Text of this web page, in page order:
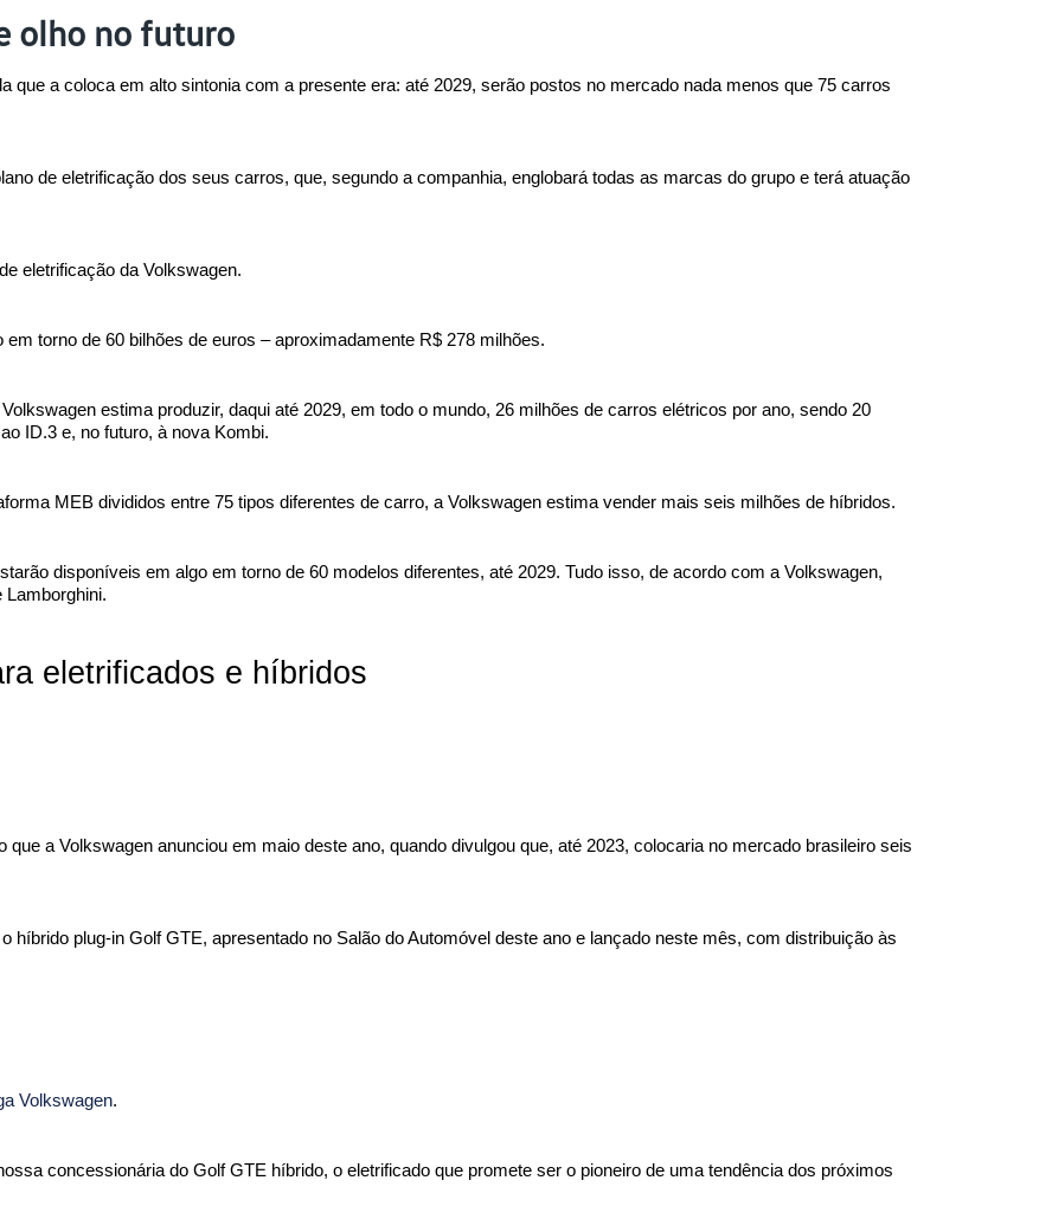
olho no futuro
que a coloca em alto sintonia com a presente era: até 2029, serão postos no mercado nada menos que 75 carros
de eletrificação dos seus carros, que, segundo a companhia, englobará todas as marcas do grupo e terá atuação
eletrificação da Volkswagen.
torno de 60 bilhões de euros – aproximadamente R$ 278 milhões.
estima produzir, daqui até 2029, em todo o mundo, 26 milhões de carros elétricos por ano, sendo 20
ID.3 e, no futuro, à nova Kombi.
MEB divididos entre 75 tipos diferentes de carro, a Volkswagen estima vender mais seis milhões de híbridos.
disponíveis em algo em torno de 60 modelos diferentes, até 2029. Tudo isso, de acordo com a Volkswagen,
Lamborghini.
eletrificados e híbridos
que a Volkswagen anunciou em maio deste ano, quando divulgou que, até 2023, colocaria no mercado brasileiro seis
híbrido plug-in Golf GTE, apresentado no Salão do Automóvel deste ano e lançado neste mês, com distribuição às
Volkswagen.
concessionária do Golf GTE híbrido, o eletrificado que promete ser o pioneiro de uma tendência dos próximos